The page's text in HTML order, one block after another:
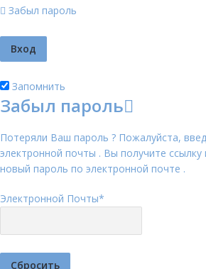
Забыл пароль
Запомнить
Забыл пароль
Потеряли Ваш пароль ? Пожалуйста,
электронной почты . Вы получите
новый пароль по электронной почте .
Электронной Почты*